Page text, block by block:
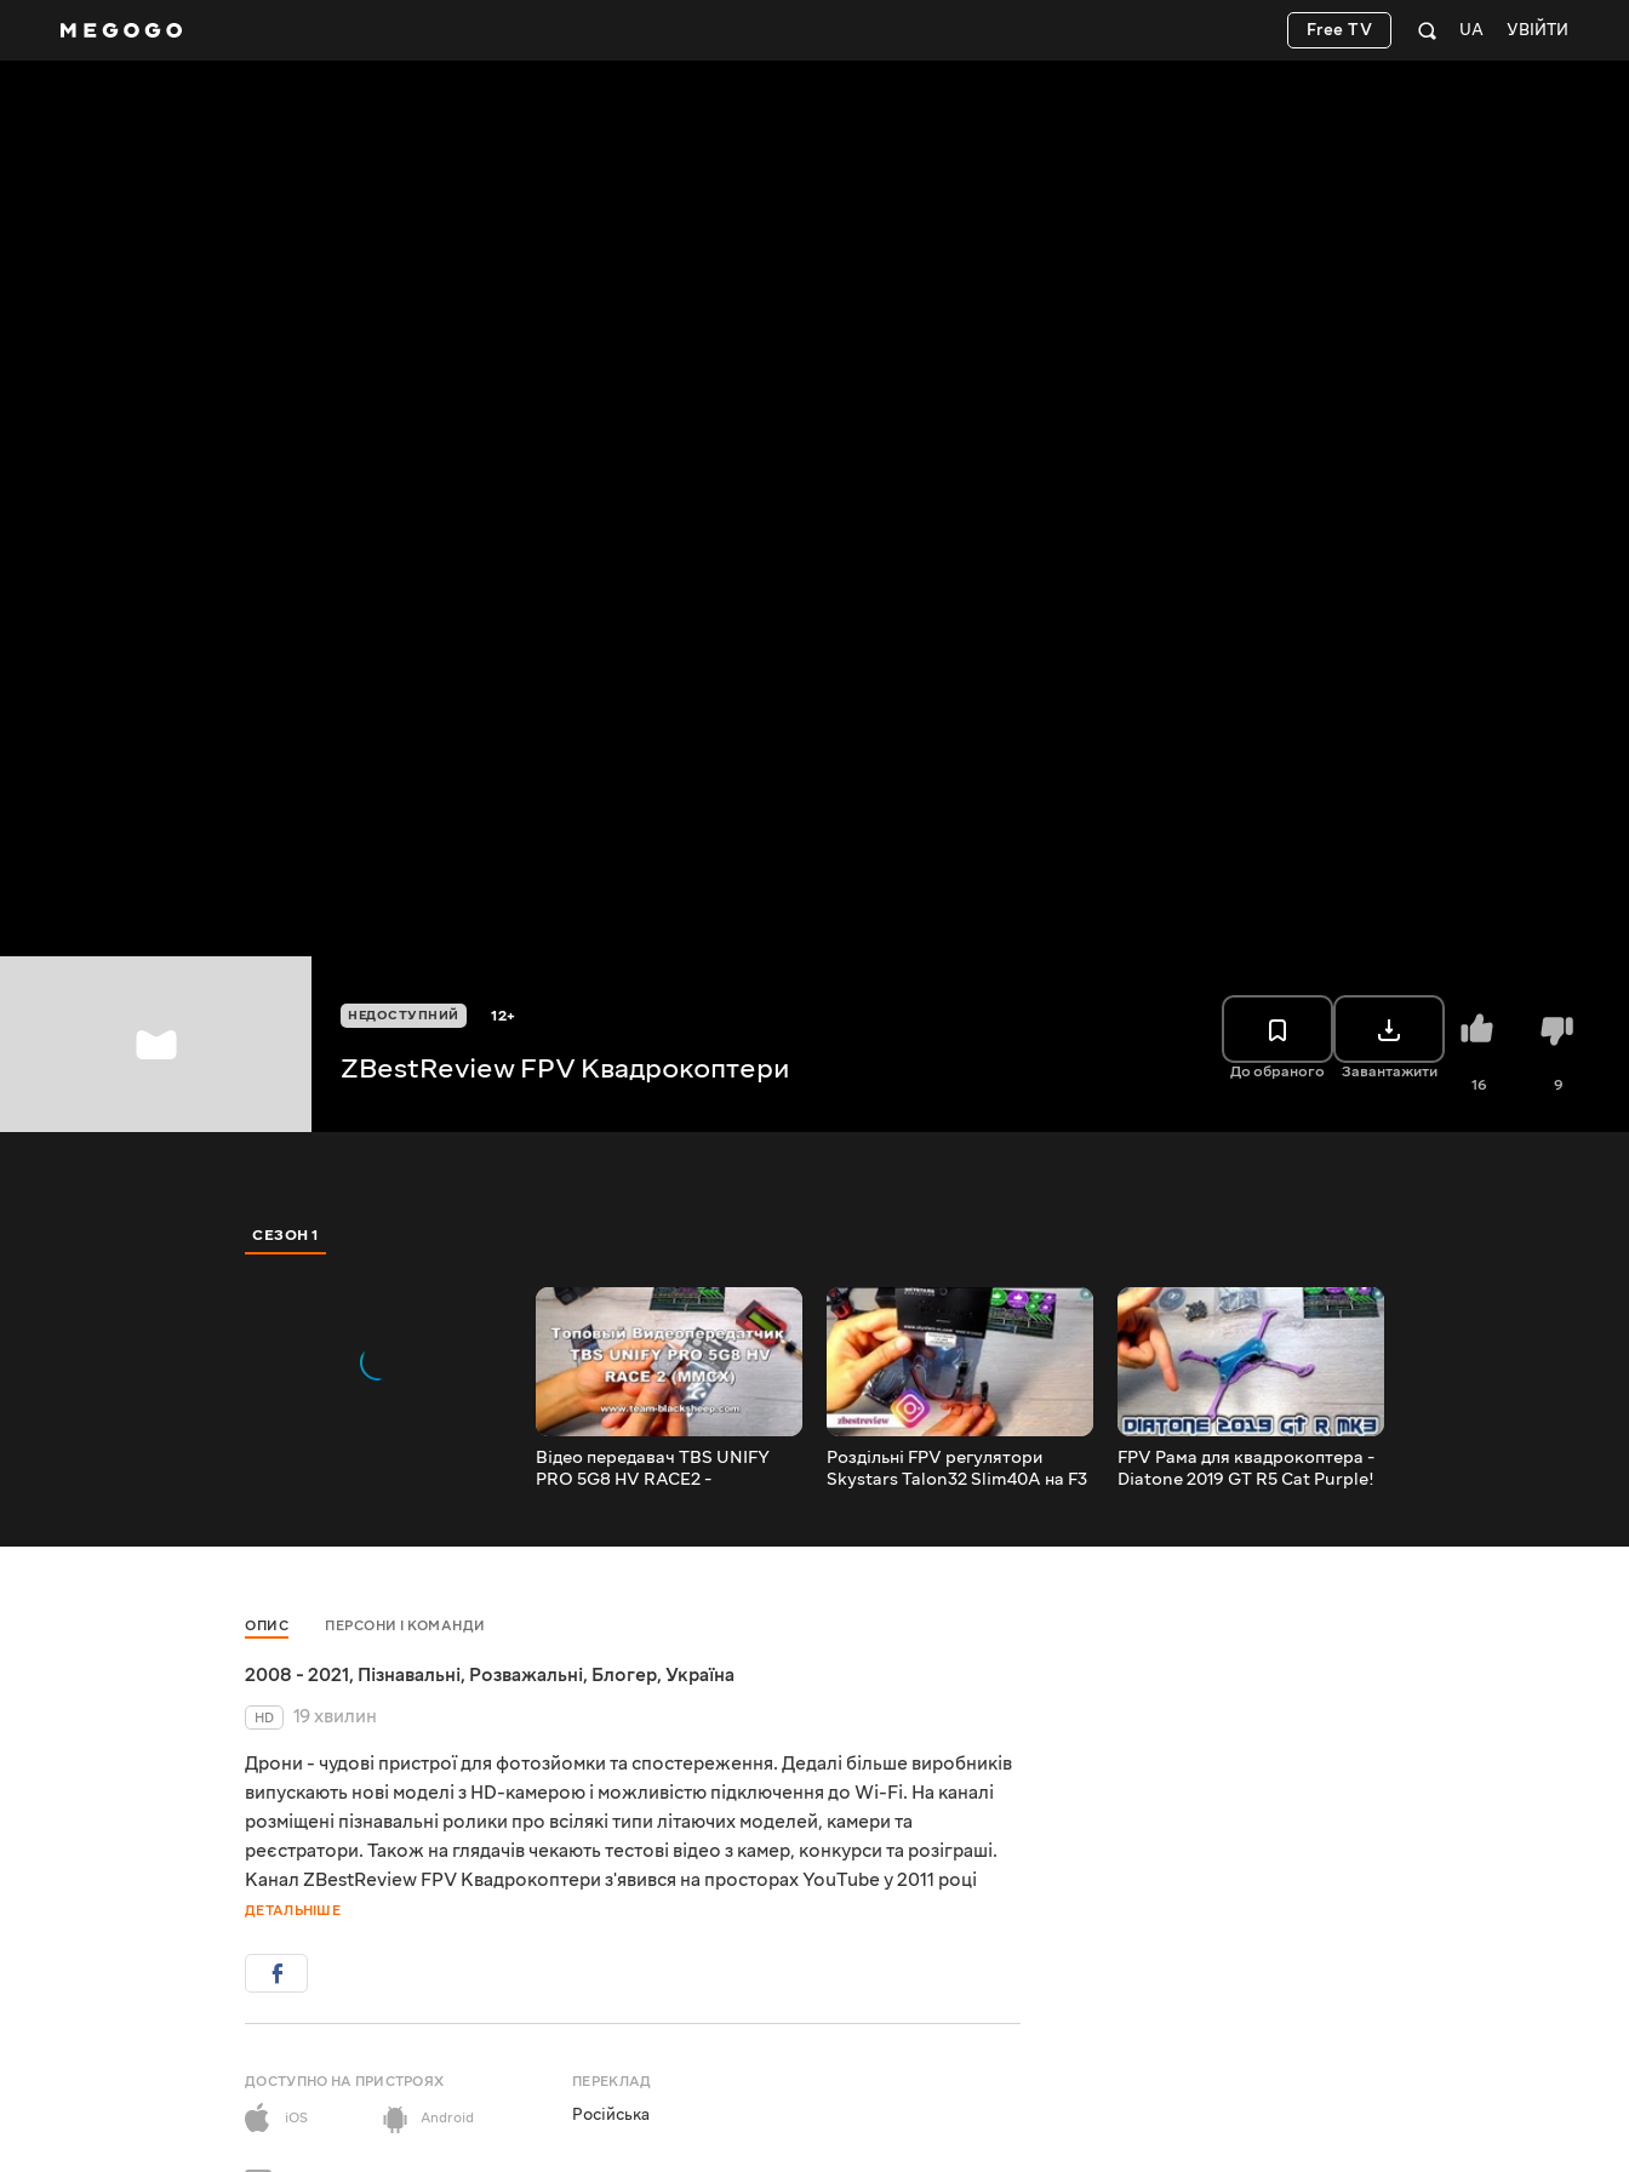
УВІЙТИ
UA
Free TV
НЕДОСТУПНИЙ 12+
ZBestReview FPV Квадрокоптери До обраного Завантажити
16 9
СЕЗОН 1
Відео передавач TBS UNIFY
PRO 5G8 HV RACE2 -
Роздільні FPV регулятори
Skystars Talon32 Slim40A на F3
FPV Рама для квадрокоптера -
Diatone 2019 GT R5 Cat Purple!
ОПИС ПЕРСОНИ І КОМАНДИ
2008 - 2021, Пізнавальні, Розважальні, Блогер, Україна
HD
19 хвилин
Дрони - чудові пристрої для фотозйомки та спостереження. Дедалі більше виробників
випускають нові моделі з HD-камерою і можливістю підключення до Wi-Fi. На каналі
розміщені пізнавальні ролики про всілякі типи літаючих моделей, камери та
реєстратори. Також на глядачів чекають тестові відео з камер, конкурси та розіграші.
Канал ZBestReview FPV Квадрокоптери з'явився на просторах YouTube у 2011 році
ДЕТАЛЬНІШЕ
ДОСТУПНО НА ПРИСТРОЯХ
iOS
Android
ПЕРЕКЛАД
Російська